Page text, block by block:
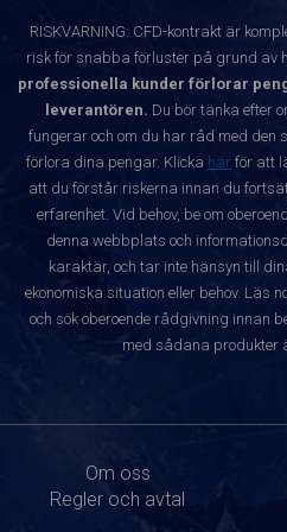
RISKVARNING: CFD-kontrakt är
risk för snabba förluster på grund av
professionella kunder förlorar
leverantören. Du bör tänka efter
fungerar och om du har råd med den
förlora dina pengar. Klicka här för att
att du förstår riskerna innan du
erfarenhet. Vid behov, be om
denna webbplats och
karaktär, och tar inte hänsyn till
ekonomiska situation eller behov. Läs
och sök oberoende rådgivning innan
med sådana produkter
Om oss
Regler och avtal